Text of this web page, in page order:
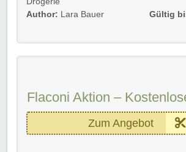
? Egal, ob ihr Neu- oder
? Also, lasst euch diese Gelegenheit
Author: Lara Bauer
Gültig
Flaconi Aktion –
Zum Angebot